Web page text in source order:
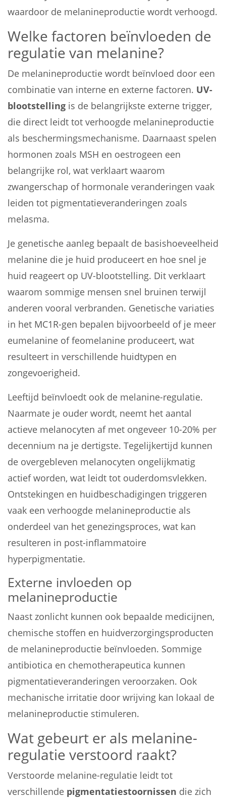
waardoor de melanineproductie wordt verhoogd.
Welke factoren beïnvloeden de
regulatie van melanine?
De melanineproductie wordt beïnvloed door een
combinatie van interne en externe factoren. UV-
blootstelling is de belangrijkste externe trigger,
die direct leidt tot verhoogde melanineproductie
als beschermingsmechanisme. Daarnaast spelen
hormonen zoals MSH en oestrogeen een
belangrijke rol, wat verklaart waarom
zwangerschap of hormonale veranderingen vaak
leiden tot pigmentatieveranderingen zoals
melasma.
Je genetische aanleg bepaalt de basishoeveelheid
melanine die je huid produceert en hoe snel je
huid reageert op UV-blootstelling. Dit verklaart
waarom sommige mensen snel bruinen terwijl
anderen vooral verbranden. Genetische variaties
in het MC1R-gen bepalen bijvoorbeeld of je meer
eumelanine of feomelanine produceert, wat
resulteert in verschillende huidtypen en
zongevoerigheid.
Leeftijd beïnvloedt ook de melanine-regulatie.
Naarmate je ouder wordt, neemt het aantal
actieve melanocyten af met ongeveer 10-20% per
decennium na je dertigste. Tegelijkertijd kunnen
de overgebleven melanocyten ongelijkmatig
actief worden, wat leidt tot ouderdomsvlekken.
Ontstekingen en huidbeschadigingen triggeren
vaak een verhoogde melanineproductie als
onderdeel van het genezingsproces, wat kan
resulteren in post-inflammatoire
hyperpigmentatie.
Externe invloeden op
melanineproductie
Naast zonlicht kunnen ook bepaalde medicijnen,
chemische stoffen en huidverzorgingsproducten
de melanineproductie beïnvloeden. Sommige
antibiotica en chemotherapeutica kunnen
pigmentatieveranderingen veroorzaken. Ook
mechanische irritatie door wrijving kan lokaal de
melanineproductie stimuleren.
Wat gebeurt er als melanine-
regulatie verstoord raakt?
Verstoorde melanine-regulatie leidt tot
verschillende pigmentatiestoornissen die zich